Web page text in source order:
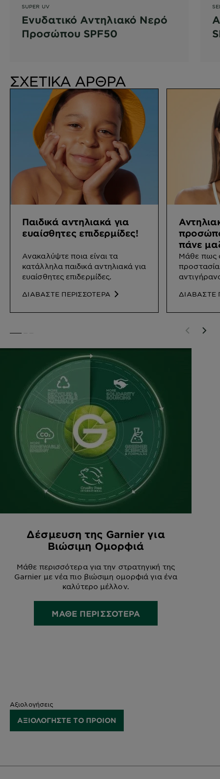
SUPER UV
Ενυδατικό Αντηλιακό Νερό
Προσώπου SPF50
ΣΧΕΤΙΚΑ ΑΡΘΡΑ
Παιδικά αντηλιακά για
ευαίσθητες επιδερμίδες!
Ανακαλύψτε ποια είναι τα
κατάλληλα παιδικά αντηλιακά για
ευαίσθητες επιδερμίδες.
ΔΙΑΒΑΣΤΕ ΠΕΡΙΣΣΟΤΕΡΑ
πάνε
Μάθε πως
ΔΙΑΒΑΣΤΕ
Δέσμευση της Garnier για
Βιώσιμη Ομορφιά
Μάθε περισσότερα για την στρατηγική της
Garnier με νέα πιο βιώσιμη ομορφιά για ένα
καλύτερο μέλλον.
ΜΑΘΕ ΠΕΡΙΣΣΟΤΕΡΑ
Αξιολογήσεις
ΑΞΙΟΛΟΓΗΣΤΕ ΤΟ ΠΡΟΙΟΝ